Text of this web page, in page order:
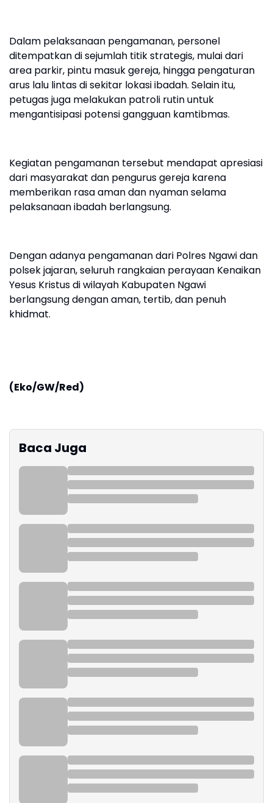
Dalam pelaksanaan pengamanan, personel
ditempatkan di sejumlah titik strategis, mulai dari
area parkir, pintu masuk gereja, hingga pengaturan
arus lalu lintas di sekitar lokasi ibadah. Selain itu,
petugas juga melakukan patroli rutin untuk
mengantisipasi potensi gangguan kamtibmas.
Kegiatan pengamanan tersebut mendapat apresiasi
dari masyarakat dan pengurus gereja karena
memberikan rasa aman dan nyaman selama
pelaksanaan ibadah berlangsung.
Dengan adanya pengamanan dari Polres Ngawi dan
polsek jajaran, seluruh rangkaian perayaan Kenaikan
Yesus Kristus di wilayah Kabupaten Ngawi
berlangsung dengan aman, tertib, dan penuh
khidmat.
(Eko/GW/Red)
Baca Juga